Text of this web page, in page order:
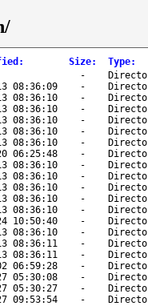
: Size: Type:
-
08:36:09 -
08:36:10 -
08:36:10 -
08:36:10 -
08:36:10 -
08:36:10 -
06:25:48 -
08:36:10 -
08:36:10 -
08:36:10 -
08:36:10 -
08:36:10 -
10:50:40 -
08:36:10 -
08:36:11 -
08:36:11 -
06:59:28 -
05:30:08 -
05:30:27 -
09:53:54 -